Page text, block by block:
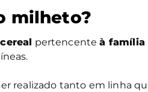
milheto?
cereal pertencenteà família
realizado tanto em linha